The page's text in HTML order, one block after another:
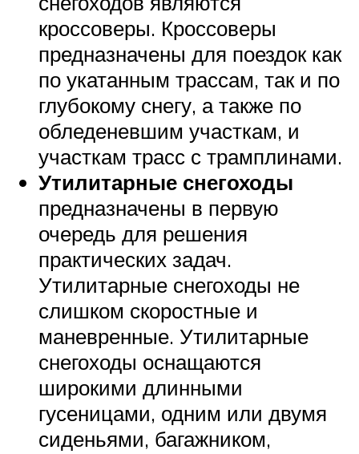
кроссоверы. Кроссоверы
предназначены для поездок как
по укатанным трассам, так и по
глубокому снегу, а также по
обледеневшим участкам, и
участкам трасс с трамплинами.
Утилитарные снегоходы
предназначены в первую
очередь для решения
практических задач.
Утилитарные снегоходы не
слишком скоростные и
маневренные. Утилитарные
снегоходы оснащаются
широкими длинными
гусеницами, одним или двумя
сиденьями, багажником,